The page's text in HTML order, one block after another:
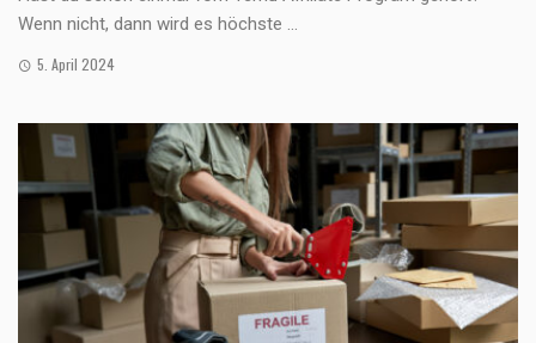
Wenn nicht, dann wird es höchste ...
5. April 2024